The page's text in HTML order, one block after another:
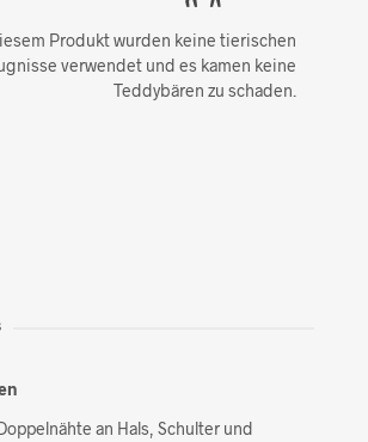
Produkt wurden keine tierischen
verwendet und es kamen keine
Teddybären zu schaden.
an Hals, Schulter und